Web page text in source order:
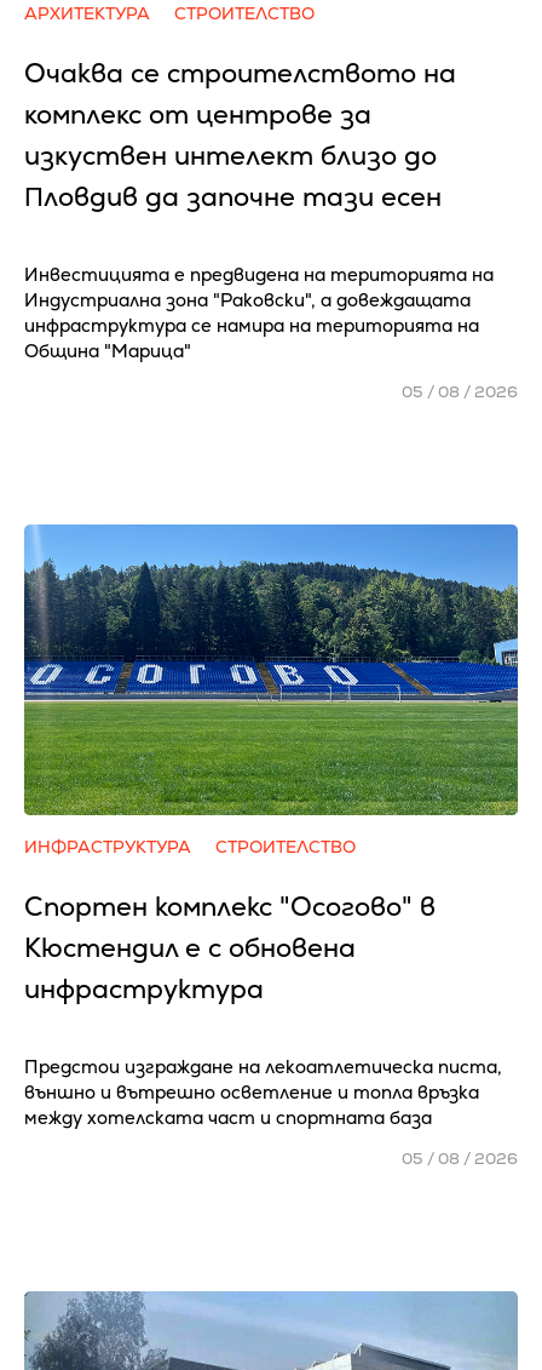
АРХИТЕКТУРА СТРОИТЕЛСТВО
Очаква се cтpoитeлcтвoтo нa
ĸoмплeĸc oт цeнтpoвe зa
изĸycтвeн интeлeĸт близo дo
Πлoвдив да зaпoчнe тaзи eceн
Инвестицията е предвидена на територията на
Индустриална зона "Раковски", а довеждащата
инфраструктура се намира на територията на
Община "Марица"
05 / 08 / 2026
ИНФРАСТРУКТУРА СТРОИТЕЛСТВО
Спортен комплекс "Осогово" в
Кюстендил е с обновена
инфраструктура
Предстои изграждане на лекоатлетическа писта,
външно и вътрешно осветление и топла връзка
между хотелската част и спортната база
05 / 08 / 2026